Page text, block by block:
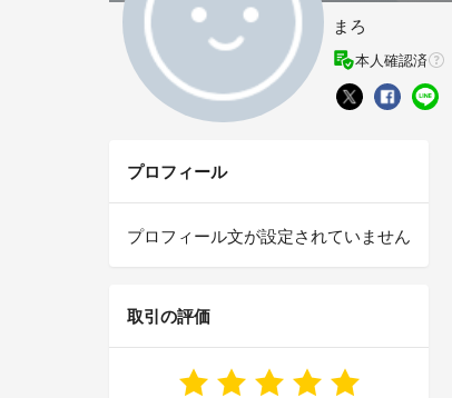
まろ
本人確認済
プロフィール
プロフィール文が設定されていません
取引の評価